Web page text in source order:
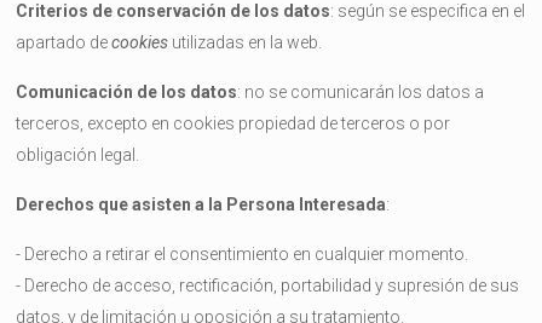
Criterios de conservación de los datos: según se especifica en el
apartado decookies utilizadas en la web.
Comunicación de los datos: no se comunicarán los datos a
terceros, excepto en cookies propiedad de terceros o por
obligación legal.
Derechos que asisten a la Persona Interesada:
- Derecho a retirar el consentimiento en cualquier momento.
- Derecho de acceso, rectificación, portabilidad y supresión de sus
datos, y de limitación u oposición a su tratamiento.